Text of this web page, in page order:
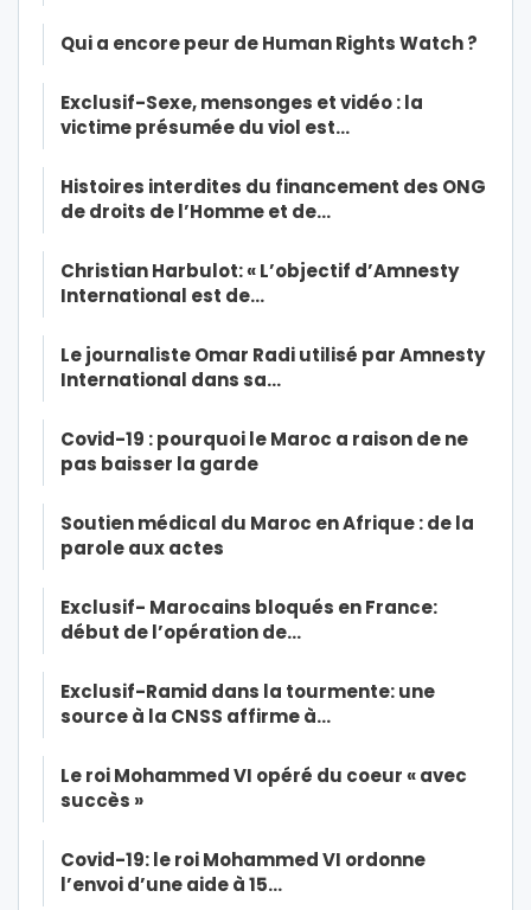
Qui a encore peur de Human Rights Watch ?
Exclusif-Sexe, mensonges et vidéo : la
victime présumée du viol est…
Histoires interdites du financement des ONG
de droits de l’Homme et de…
Christian Harbulot: « L’objectif d’Amnesty
International est de…
Le journaliste Omar Radi utilisé par Amnesty
International dans sa…
Covid-19 : pourquoi le Maroc a raison de ne
pas baisser la garde
Soutien médical du Maroc en Afrique : de la
parole aux actes
Exclusif- Marocains bloqués en France:
début de l’opération de…
Exclusif-Ramid dans la tourmente: une
source à la CNSS affirme à…
Le roi Mohammed VI opéré du coeur « avec
succès »
Covid-19: le roi Mohammed VI ordonne
l’envoi d’une aide à 15…